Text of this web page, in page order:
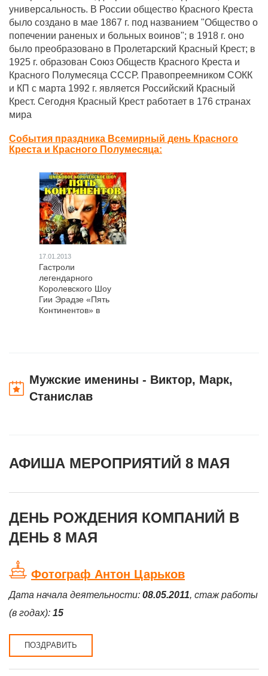
универсальность. В России общество Красного Креста
было создано в мае 1867 г. под названием "Общество о
попечении раненых и больных воинов"; в 1918 г. оно
было преобразовано в Пролетарский Красный Крест; в
1925 г. образован Союз Обществ Красного Креста и
Красного Полумесяца СССР. Правопреемником СОКК
и КП с марта 1992 г. является Российский Красный
Крест. Сегодня Красный Крест работает в 176 странах
мира
События праздника Всемирный день Красного
Креста и Красного Полумесяца:
17.01.2013
Гастроли
легендарного
Королевского Шоу
Гии Эрадзе «Пять
Континентов» в
Мужские именины - Виктор, Марк,
Станислав
АФИША МЕРОПРИЯТИЙ 8 МАЯ
ДЕНЬ РОЖДЕНИЯ КОМПАНИЙ В
ДЕНЬ 8 МАЯ
Фотограф Антон Царьков
Дата начала деятельности: 08.05.2011, стаж работы
(в годах): 15
ПОЗДРАВИТЬ